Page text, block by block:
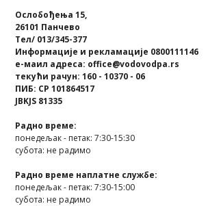
Ослобођења 15,
26101 Панчево
Тел/ 013/345-377
Информације и рекламације 0800111146
е-маил адреса: office@vodovodpa.rs
текући рачун: 160 - 10370 - 06
ПИБ: СР 101864517
JBKJS 81335
Радно време:
понедељак - петак: 7:30-15:30
субота: не радимо
Радно време наплатне службе:
понедељак - петак: 7:30-15:00
субота: не радимо